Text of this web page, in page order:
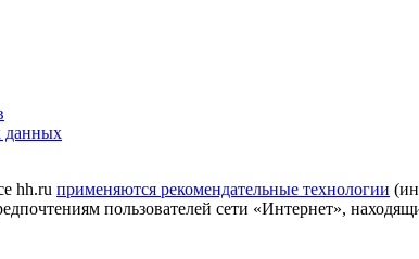
данных
hh.ru применяются рекомендательные технологии
пользователей сети «Интернет»,